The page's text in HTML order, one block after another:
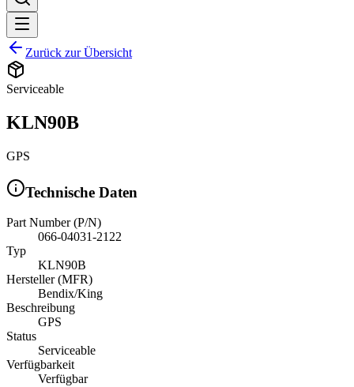
Zurück zur Übersicht
Serviceable
KLN90B
GPS
Technische Daten
Part Number (P/N)
066-04031-2122
Typ
KLN90B
Hersteller (MFR)
Bendix/King
Beschreibung
GPS
Status
Serviceable
Verfügbarkeit
Verfügbar